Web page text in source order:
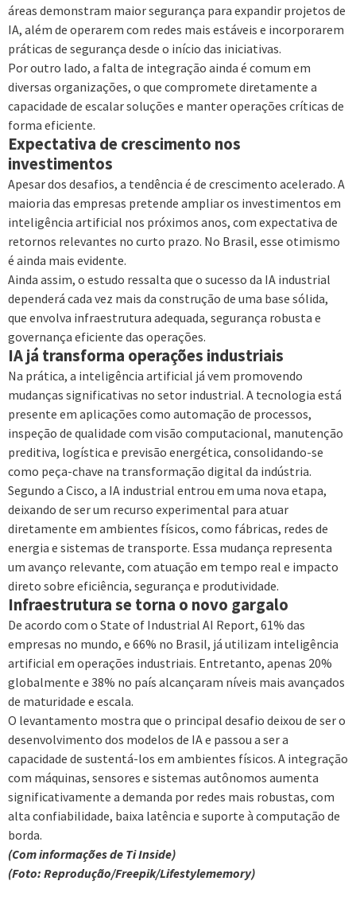
áreas demonstram maior segurança para expandir projetos de
IA, além de operarem com redes mais estáveis e incorporarem
práticas de segurança desde o início das iniciativas.
Por outro lado, a falta de integração ainda é comum em
diversas organizações, o que compromete diretamente a
capacidade de escalar soluções e manter operações críticas de
forma eficiente.
Expectativa de crescimento nos
investimentos
Apesar dos desafios, a tendência é de crescimento acelerado. A
maioria das empresas pretende ampliar os investimentos em
inteligência artificial nos próximos anos, com expectativa de
retornos relevantes no curto prazo. No Brasil, esse otimismo
é ainda mais evidente.
Ainda assim, o estudo ressalta que o sucesso da IA industrial
dependerá cada vez mais da construção de uma base sólida,
que envolva infraestrutura adequada, segurança robusta e
governança eficiente das operações.
IA já transforma operações industriais
Na prática, a inteligência artificial já vem promovendo
mudanças significativas no setor industrial. A tecnologia está
presente em aplicações como automação de processos,
inspeção de qualidade com visão computacional, manutenção
preditiva, logística e previsão energética, consolidando-se
como peça-chave na transformação digital da indústria.
Segundo a Cisco, a IA industrial entrou em uma nova etapa,
deixando de ser um recurso experimental para atuar
diretamente em ambientes físicos, como fábricas, redes de
energia e sistemas de transporte. Essa mudança representa
um avanço relevante, com atuação em tempo real e impacto
direto sobre eficiência, segurança e produtividade.
Infraestrutura se torna o novo gargalo
De acordo com o State of Industrial AI Report, 61% das
empresas no mundo, e 66% no Brasil, já utilizam inteligência
artificial em operações industriais. Entretanto, apenas 20%
globalmente e 38% no país alcançaram níveis mais avançados
de maturidade e escala.
O levantamento mostra que o principal desafio deixou de ser o
desenvolvimento dos modelos de IA e passou a ser a
capacidade de sustentá-los em ambientes físicos. A integração
com máquinas, sensores e sistemas autônomos aumenta
significativamente a demanda por redes mais robustas, com
alta confiabilidade, baixa latência e suporte à computação de
borda.
(Com informações de Ti Inside)
(Foto: Reprodução/Freepik/Lifestylememory)